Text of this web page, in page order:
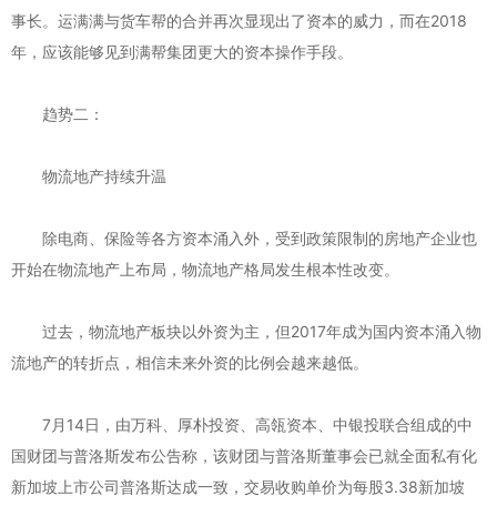
事长。运满满与货车帮的合并再次显现出了资本的威力，而在2018
年，应该能够见到满帮集团更大的资本操作手段。
趋势二：
物流地产持续升温
除电商、保险等各方资本涌入外，受到政策限制的房地产企业也
开始在物流地产上布局，物流地产格局发生根本性改变。
过去，物流地产板块以外资为主，但2017年成为国内资本涌入物
流地产的转折点，相信未来外资的比例会越来越低。
7月14日，由万科、厚朴投资、高瓴资本、中银投联合组成的中
国财团与普洛斯发布公告称，该财团与普洛斯董事会已就全面私有化
新加坡上市公司普洛斯达成一致，交易收购单价为每股3.38新加坡